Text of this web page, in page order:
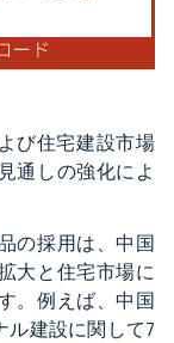
び住宅建設市場
通しの強化によ
の採用は、中国
大と住宅市場に
。例えば、中国
ル建設に関して7